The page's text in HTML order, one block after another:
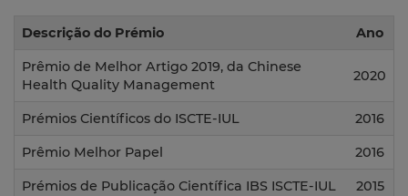
Descrição do Prémio Ano
Prêmio de Melhor Artigo 2019, da Chinese
Health Quality Management
2020
Prémios Científicos do ISCTE-IUL 2016
Prêmio Melhor Papel 2016
Prémios de Publicação Científica IBS ISCTE-IUL 2015